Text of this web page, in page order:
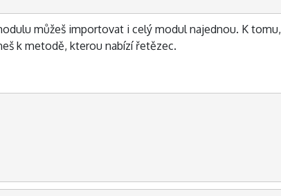
můžeš importovat i celý modul najednou. K
k metodě, kterou nabízí řetězec.